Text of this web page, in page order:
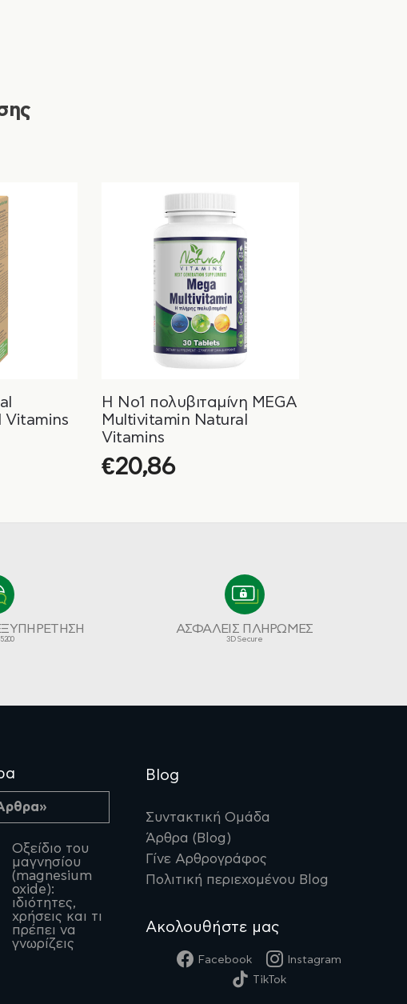
Vitamins
Η Νο1 πολυβιταμίνη MEGA
Multivitamin Natural
Vitamins
€20,86
ΑΣΦΑΛΕΙΣ ΠΛΗΡΩΜΕΣ
3D Secure
Οξείδιο του
μαγνησίου
(magnesium
oxide):
ιδιότητες,
χρήσεις και τι
πρέπει να
γνωρίζεις
Blog
Συντακτική Ομάδα
Άρθρα (Blog)
Γίνε Αρθρογράφος
Πολιτική περιεχομένου Blog
Ακολουθήστε μας
Facebook
Instagram
TikTok